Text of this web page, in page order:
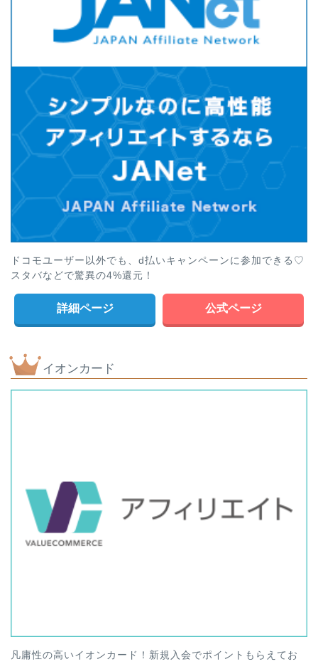
ドコモユーザー以外でも、d払いキャンペーンに参加できる♡
スタバなどで驚異の4%還元！
詳細ページ 公式ページ
イオンカード
凡庸性の高いイオンカード！新規入会でポイントもらえてお